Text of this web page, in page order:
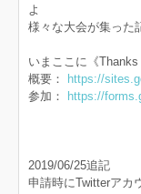
よ
様々な大会が集った
いまここに《
概要：
https://
参加：
https://
2019/06/25追記
申請時にTwitterアカ